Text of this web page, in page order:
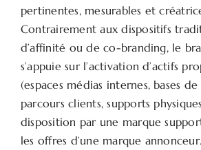
pertinentes, mesurables et
Contrairement aux dispositifs
d’affinité ou de co-branding, le
s’appuie sur l’activation d’actifs
(espaces médias internes, bases
parcours clients, supports
disposition par une marque
les offres d’une marque annonceur.